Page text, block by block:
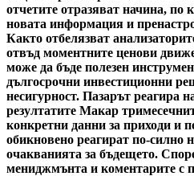
отчетите отразяват начина, по
новата информация и
Както отбелязват
отвъд моментните ценови
може да бъде полезен
дългосрочни инвестиционни
несигурност. Пазарът реагира
резултатите Макар
конкретни данни за приходи и
обикновено реагират по-силно
очакванията за бъдещето.
мениджмънта и коментарите с